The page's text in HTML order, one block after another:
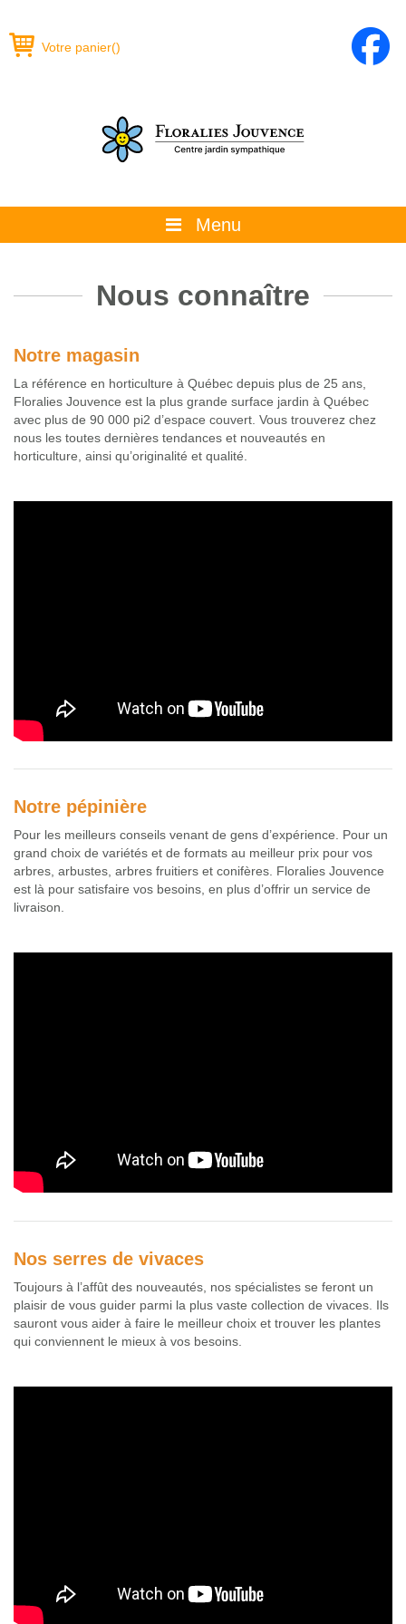
Votre panier()
Menu
La boutique
Glossaire
Calendrier horticole
Nous connaître
Notre magasin
La référence en horticulture à Québec depuis plus de 25 ans,
Floralies Jouvence est la plus grande surface jardin à Québec
avec plus de 90 000 pi2 d’espace couvert. Vous trouverez chez
nous les toutes dernières tendances et nouveautés en
horticulture, ainsi qu’originalité et qualité.
Notre pépinière
Pour les meilleurs conseils venant de gens d’expérience. Pour un
grand choix de variétés et de formats au meilleur prix pour vos
arbres, arbustes, arbres fruitiers et conifères. Floralies Jouvence
est là pour satisfaire vos besoins, en plus d’offrir un service de
livraison.
Nos serres de vivaces
Toujours à l’affût des nouveautés, nos spécialistes se feront un
plaisir de vous guider parmi la plus vaste collection de vivaces. Ils
sauront vous aider à faire le meilleur choix et trouver les plantes
qui conviennent le mieux à vos besoins.